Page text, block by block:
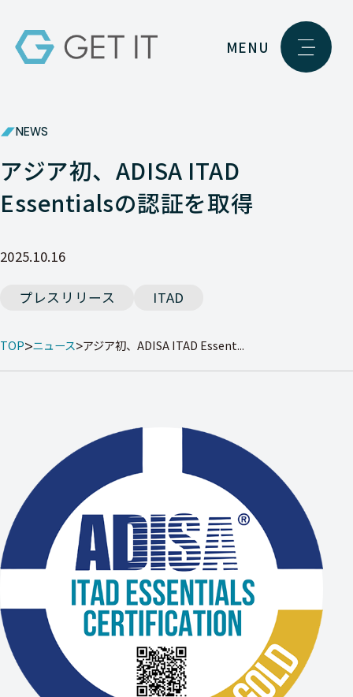
MENU
NEWS
アジア初、ADISA ITAD
Essentialsの認証を取得
2025.10.16
プレスリリース ITAD
TOP ニュース アジア初、ADISA ITAD Essent...